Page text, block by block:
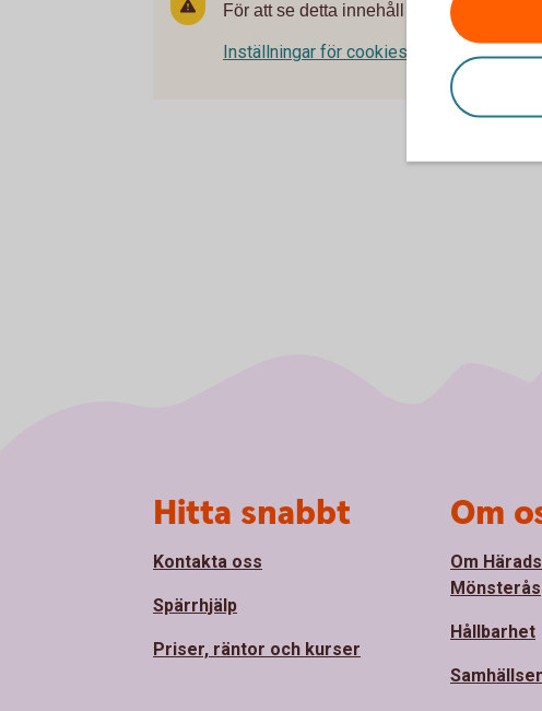
För att se detta innehåll behöver du först
Inställningar för cookies
Hitta snabbt
Kontakta oss
Spärrhjälp
Priser, räntor och kurser
Om
Om
Mönsterås
Hållbarhet